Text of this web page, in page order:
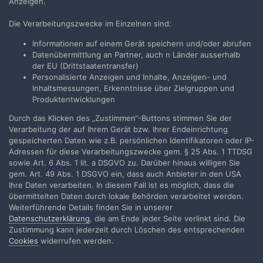
eigentlichen Punkt ab und ist vielleicht nicht so gaaaanz sachlich.
unten...Leute, holt mal tief Luft, denkt an Mister Willis (dem wird
auch jeden Tag im TV das Bier vor der Nase von Herrn Assauer
weggeschnappt... :lol: , der holt dann auch tief Luft und bleibt
ruhig - und lächelt!) und dann schreiben wir hier nur weiter, wenn
uns mal wieder was zu Herrn Flebbe einfällt.
cinerama
Geschrieben22. April 2009
jenz666 schrieb:
dort läuft ein in fell gewandeter genosse[...] mit dem
holzspeer in der hand einem mammut hinterher, vor einem
beschaulichen sonnenuntergang laufen ein paar dinos
durchs bild [...]
Die Verarbeitungszwecke im Einzelnen sind:
Informationen auf einem Gerät speichern und/oder abrufen
Datenübermittlung an Partner, auch n Länder ausserhalb
der EU (Drittstaatentransfer)
Personalisierte Anzeigen und Inhalte, Anzeigen- und
Inhaltsmessungen, Erkenntnisse über Zielgruppen und
Produktentwicklungen
Durch das Klicken des „Zustimmen“-Buttons stimmen Sie der
Verarbeitung der auf Ihrem Gerät bzw. Ihrer Endeinrichtung
gespeicherten Daten wie z.B. persönlichen Identifikatoren oder IP-
Adressen für diese Verarbeitungszwecke gem. § 25 Abs. 1 TTDSG
sowie Art. 6 Abs. 1 lit. a DSGVO zu. Darüber hinaus willigen Sie
gem. Art. 49 Abs. 1 DSGVO ein, dass auch Anbieter in den USA
Ihre Daten verarbeiten. In diesem Fall ist es möglich, dass die
übermittelten Daten durch lokale Behörden verarbeitet werden.
Weiterführende Details finden Sie in unserer
Datenschutzerklärung, die am Ende jeder Seite verlinkt sind. Die
Zustimmung kann jederzeit durch Löschen des entsprechenden
Cookies widerrufen werden.